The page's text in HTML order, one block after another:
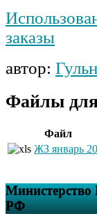
заказы
автор:
Файлы
Файл
ЖЗ январь
РФ